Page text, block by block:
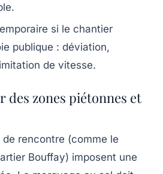
si le chantier
publique : déviation,
de vitesse.
des zones piétonnes et
rencontre (comme le
Bouffay) imposent une